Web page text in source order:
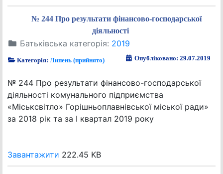
№ 244 Про результати фінансово-господарської
діяльності
Батьківська категорія: 2019
Категорія:Липень (прийнято) Опубліковано: 29.07.2019
№ 244 Про результати фінансово-господарської
діяльності комунального підприємства
«Міськсвітло» Горішньоплавнівської міської ради»
за 2018 рік та за І квартал 2019 року
Завантажити 222.45 KB